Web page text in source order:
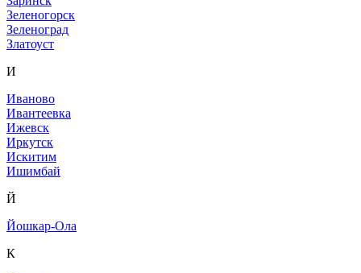
Зеленогорск
Зеленоград
Златоуст
И
Иваново
Ивантеевка
Ижевск
Иркутск
Искитим
Ишимбай
Й
Йошкар-Ола
К